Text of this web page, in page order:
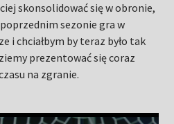
skonsolidować się w obronie,
sezonie gra w
i chciałbym by teraz było tak
prezentować się coraz
na zgranie.